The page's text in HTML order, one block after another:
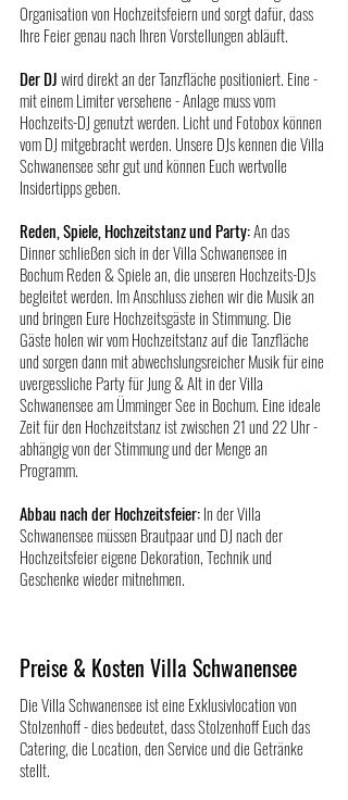
Organisation von Hochzeitsfeiern und sorgt dafür, dass
Ihre Feier genau nach Ihren Vorstellungen abläuft.
Der DJ wird direkt an der Tanzfläche positioniert. Eine -
mit einem Limiter versehene - Anlage muss vom
Hochzeits-DJ genutzt werden. Licht und Fotobox können
vom DJ mitgebracht werden. Unsere DJs kennen die Villa
Schwanensee sehr gut und können Euch wertvolle
Insidertipps geben.
Reden, Spiele, Hochzeitstanz und Party: An das
Dinner schließen sich in der Villa Schwanensee in
Bochum Reden & Spiele an, die unseren Hochzeits-DJs
begleitet werden. Im Anschluss ziehen wir die Musik an
und bringen Eure Hochzeitsgäste in Stimmung. Die
Gäste holen wir vom Hochzeitstanz auf die Tanzfläche
und sorgen dann mit abwechslungsreicher Musik für eine
uvergessliche Party für Jung & Alt in der Villa
Schwanensee am Ümminger See in Bochum. Eine ideale
Zeit für den Hochzeitstanz ist zwischen 21 und 22 Uhr -
abhängig von der Stimmung und der Menge an
Programm.
Abbau nach der Hochzeitsfeier: In der Villa
Schwanensee müssen Brautpaar und DJ nach der
Hochzeitsfeier eigene Dekoration, Technik und
Geschenke wieder mitnehmen.
Preise & Kosten Villa Schwanensee
Die Villa Schwanensee ist eine Exklusivlocation von
Stolzenhoff - dies bedeutet, dass Stolzenhoff Euch das
Catering, die Location, den Service und die Getränke
stellt.